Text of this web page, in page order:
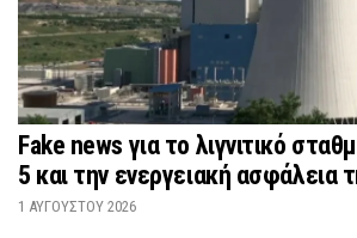
Fake news για το λιγνιτικό
5 και την ενεργειακή ασφάλεια
1 ΑΥΓΟΎΣΤΟΥ 2026